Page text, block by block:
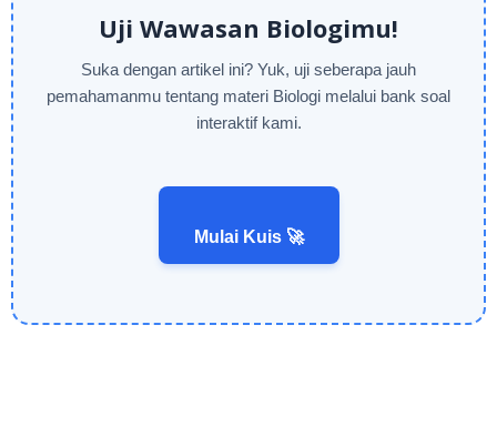
Uji Wawasan Biologimu!
Suka dengan artikel ini? Yuk, uji seberapa jauh
pemahamanmu tentang materi Biologi melalui bank soal
interaktif kami.
Mulai Kuis 🚀